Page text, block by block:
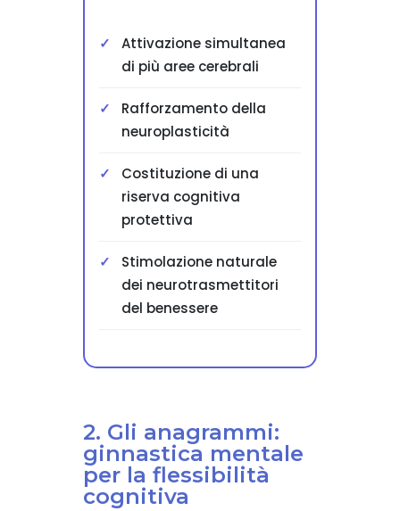
Attivazione simultanea
di più aree cerebrali
Rafforzamento della
neuroplasticità
Costituzione di una
riserva cognitiva
protettiva
Stimolazione naturale
dei neurotrasmettitori
del benessere
2. Gli anagrammi:
ginnastica mentale
per la flessibilità
cognitiva